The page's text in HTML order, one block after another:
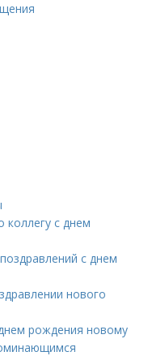
коллегу с днем
с днем
нового
рождения новому